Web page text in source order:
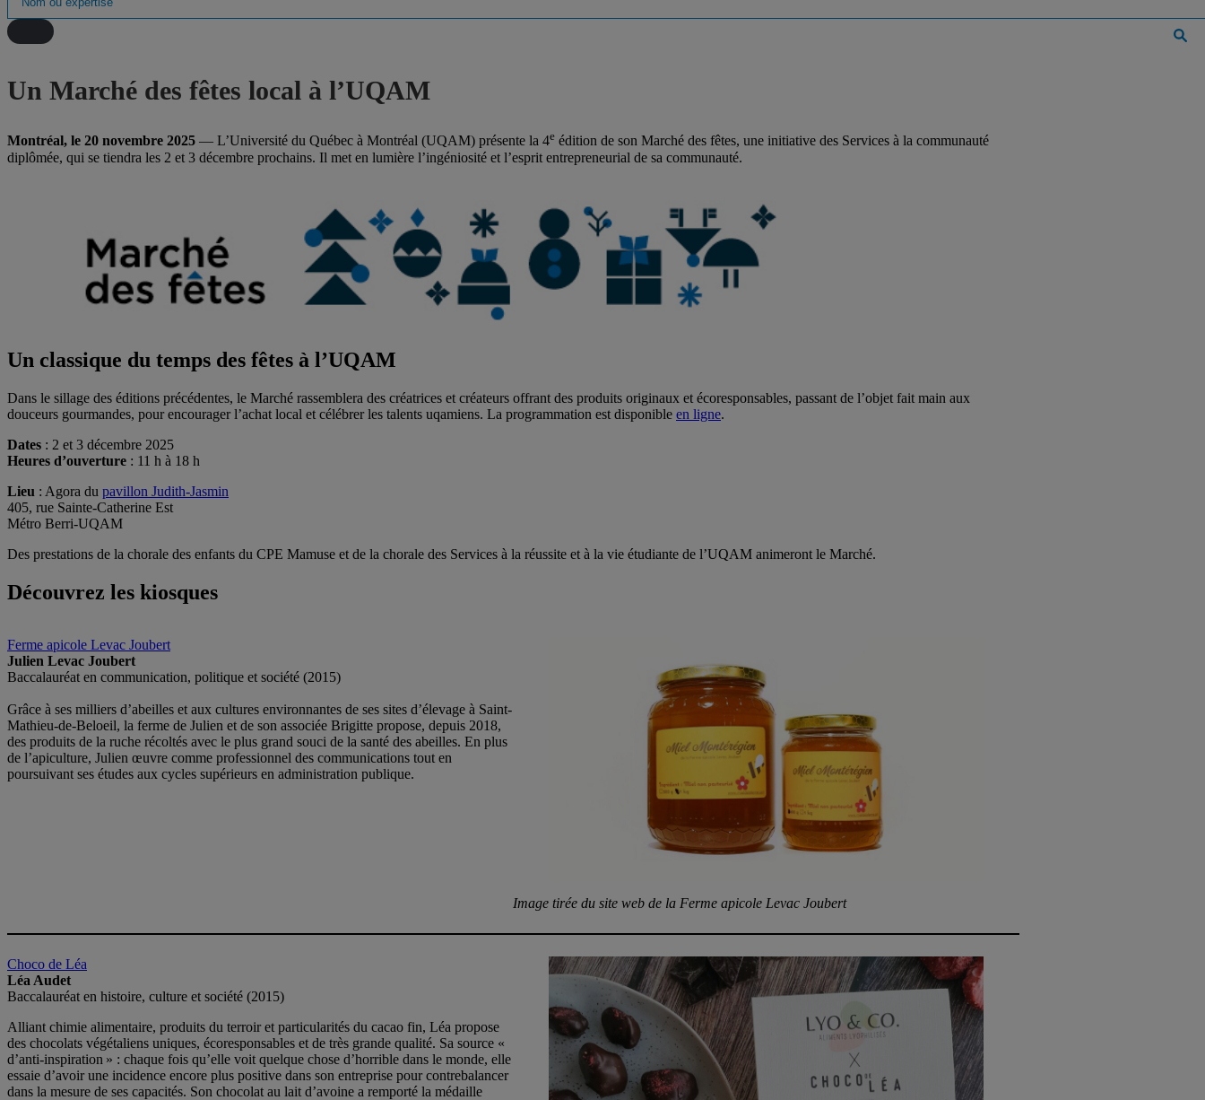
Un Marché des fêtes local à l’UQAM
Montréal, le 20 novembre 2025 — L’Université du Québec à Montréal (UQAM) présente la 4e édition de son Marché des fêtes, une initiative des Services à la communauté
diplômée, qui se tiendra les 2 et 3 décembre prochains. Il met en lumière l’ingéniosité et l’esprit entrepreneurial de sa communauté.
Un classique du temps des fêtes à l’UQAM
Dans le sillage des éditions précédentes, le Marché rassemblera des créatrices et créateurs offrant des produits originaux et écoresponsables, passant de l’objet fait main aux
douceurs gourmandes, pour encourager l’achat local et célébrer les talents uqamiens. La programmation est disponible en ligne.
Dates : 2 et 3 décembre 2025
Heures d’ouverture : 11 h à 18 h
Lieu : Agora du pavillon Judith-Jasmin
405, rue Sainte-Catherine Est
Métro Berri-UQAM
Des prestations de la chorale des enfants du CPE Mamuse et de la chorale des Services à la réussite et à la vie étudiante de l’UQAM animeront le Marché.
Découvrez les kiosques
Ferme apicole Levac Joubert
Julien Levac Joubert
Baccalauréat en communication, politique et société (2015)
Grâce à ses milliers d’abeilles et aux cultures environnantes de ses sites d’élevage à Saint-
Mathieu-de-Beloeil, la ferme de Julien et de son associée Brigitte propose, depuis 2018,
des produits de la ruche récoltés avec le plus grand souci de la santé des abeilles. En plus
de l’apiculture, Julien œuvre comme professionnel des communications tout en
poursuivant ses études aux cycles supérieurs en administration publique.
Image tirée du site web de la Ferme apicole Levac Joubert
Choco de Léa
Léa Audet
Baccalauréat en histoire, culture et société (2015)
Alliant chimie alimentaire, produits du terroir et particularités du cacao fin, Léa propose
des chocolats végétaliens uniques, écoresponsables et de très grande qualité. Sa source «
d’anti-inspiration » : chaque fois qu’elle voit quelque chose d’horrible dans le monde, elle
essaie d’avoir une incidence encore plus positive dans son entreprise pour contrebalancer
dans la mesure de ses capacités. Son chocolat au lait d’avoine a remporté la médaille